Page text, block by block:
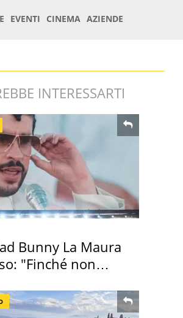
INTERESSARTI
Bunny La Maura
"Finché non